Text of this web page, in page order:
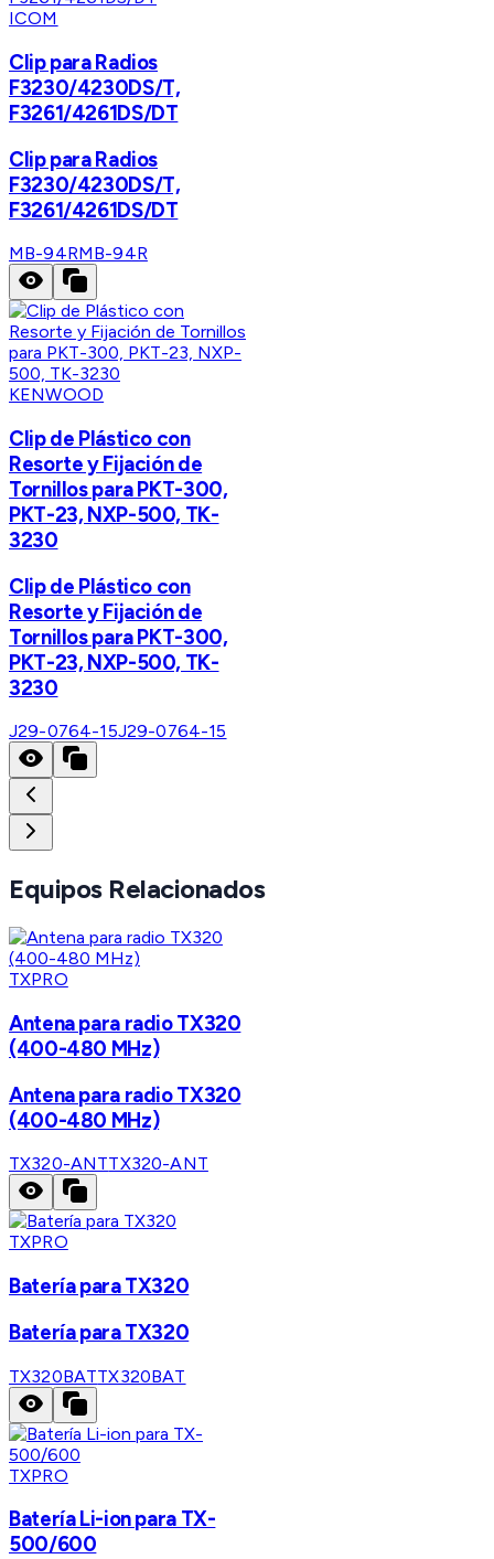
ICOM
Clip para Radios
F3230/4230DS/T,
F3261/4261DS/DT
Clip para Radios
F3230/4230DS/T,
F3261/4261DS/DT
MB-94RMB-94R
KENWOOD
Clip de Plástico con
Resorte y Fijación de
Tornillos para PKT-300,
PKT-23, NXP-500, TK-
3230
Clip de Plástico con
Resorte y Fijación de
Tornillos para PKT-300,
PKT-23, NXP-500, TK-
3230
J29-0764-15J29-0764-15
Equipos Relacionados
TXPRO
Antena para radio TX320
(400-480 MHz)
Antena para radio TX320
(400-480 MHz)
TX320-ANTTX320-ANT
TXPRO
Batería para TX320
Batería para TX320
TX320BATTX320BAT
TXPRO
Batería Li-ion para TX-
500/600